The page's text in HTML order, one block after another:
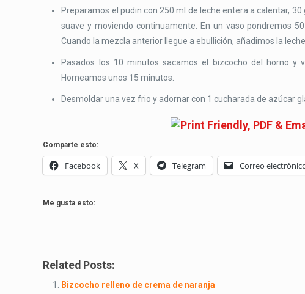
Preparamos el pudin con 250 ml de leche entera a calentar,
suave y moviendo continuamente. En un vaso pondremos
Cuando la mezcla anterior llegue a ebullición, añadimos la
Pasados los 10 minutos sacamos el bizcocho del horno
Horneamos unos 15 minutos.
Desmoldar una vez frio y adornar con 1 cucharada de azúcar
Comparte esto:
Facebook X Telegram Correo
Me gusta esto:
Related Posts:
Bizcocho relleno de crema de naranja